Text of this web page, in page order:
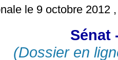
le 9 octobre 2012
Sénat
(Dossier en